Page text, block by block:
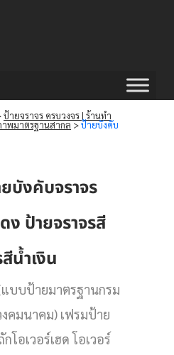
ป้ายจราจร ครบวงจร | ร้านทำ
พมาตรฐานสากล>ป้ายบังคับ
บังคับจราจร
ง ป้ายจราจรสี
น้ำเงิน
แบบป้ายมาตรฐานกรม
คมนาคม) เฟรมป้าย
โอเวอร์เฮด โอเวอร์